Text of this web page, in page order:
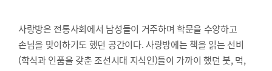
사랑방은 전통사회에서 남성들이 거주하며 학문을 수양하고
손님을 맞이하기도 했던 공간이다. 사랑방에는 책을 읽는 선비
(학식과 인품을 갖춘 조선시대 지식인)들이 가까이 했던 붓, 먹,